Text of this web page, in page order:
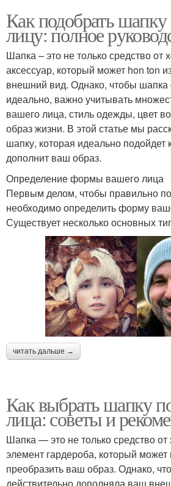
Как подобрать
лицу: полное
Шапка – это не только средство от
аксессуар, который может hon ton
внешний вид. Однако, чтобы шапка
идеально, важно учитывать
вашего лица, стиль одежды, цвет
образ жизни. В этой статье мы
шапку, которая идеально
дополнит ваш образ.
Определение формы вашего лица
Первым делом, чтобы правильно
необходимо определить форму
Существует несколько основных
читать дальше →
Как выбрать шапку
лица: советы и
Шапка — это не только средство
элемент гардероба, который может
преобразить ваш образ. Однако,
действительно дополняла ваш